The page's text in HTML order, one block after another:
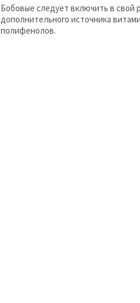
Бобовые следует включить в свой
дополнительного источника
полифенолов.